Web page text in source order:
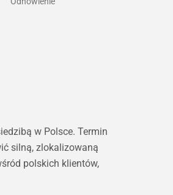
w Polsce. Termin
silną, zlokalizowaną
polskich klientów,